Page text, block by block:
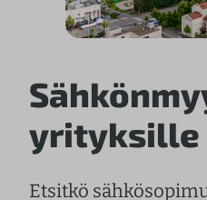
yrityksille
Etsitkö